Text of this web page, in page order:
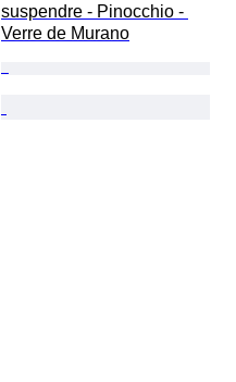
suspendre - Pinocchio -
Verre de Murano